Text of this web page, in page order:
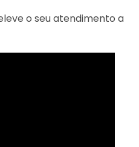
o seu atendimento a